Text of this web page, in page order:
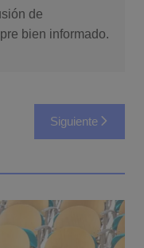
de
bien informado.
Siguiente